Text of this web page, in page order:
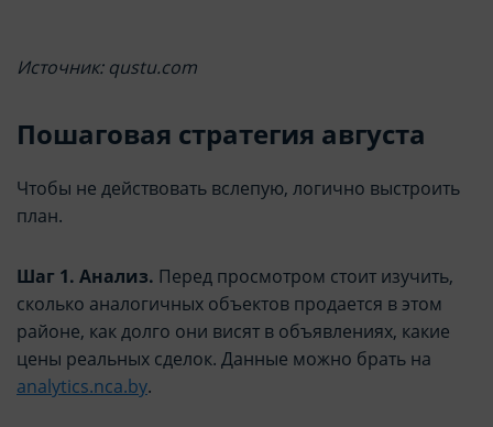
Источник: qustu.com
Пошаговая стратегия августа
Чтобы не действовать вслепую, логично выстроить
план.
Шаг 1. Анализ. Перед просмотром стоит изучить,
сколько аналогичных объектов продается в этом
районе, как долго они висят в объявлениях, какие
цены реальных сделок. Данные можно брать на
analytics.nca.by.